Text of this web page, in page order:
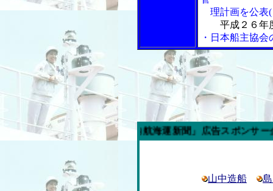
理計画を公表(
平成２６年
・日本船主協
今週の「内航海運新聞」広告スポンサー企業
山中造船